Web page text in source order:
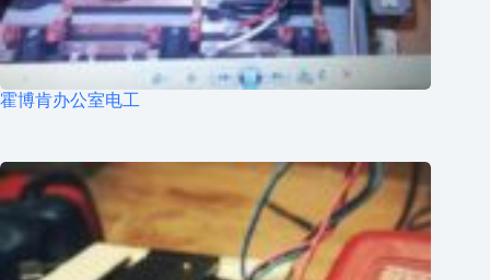
霍博肯办公室电工